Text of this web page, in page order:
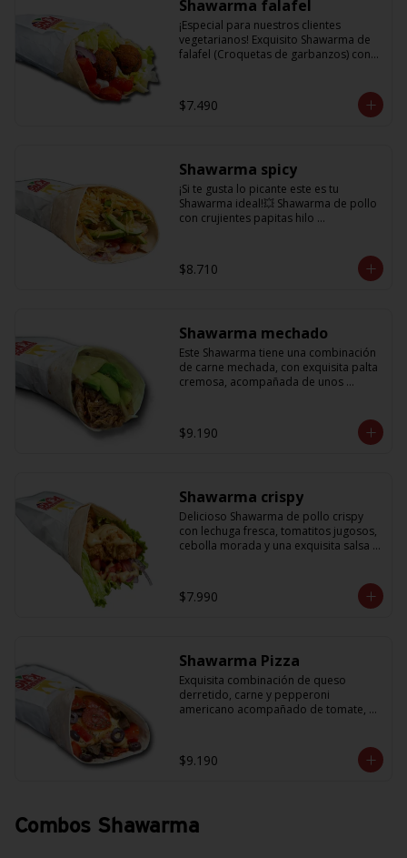
Shawarma falafel
¡Especial para nuestros clientes
vegetarianos! Exquisito Shawarma de
falafel (Croquetas de garbanzos) con
en base a lactonesa
$7.490
Shawarma spicy
¡Si te gusta lo picante este es tu
Shawarma ideal!💥 Shawarma de pollo
con crujientes papitas hilo
(picante)
$8.710
Shawarma mechado
Este Shawarma tiene una combinación
de carne mechada, con exquisita palta
cremosa, acompañada de unos
salsa imperdible de cilantro! Sabores
que te harán subir al cielo y bajar por
$9.190
Shawarma crispy
Delicioso Shawarma de pollo crispy
con lechuga fresca, tomatitos jugosos,
cebolla morada y una exquisita salsa
$7.990
Shawarma Pizza
Exquisita combinación de queso
derretido, carne y pepperoni
americano acompañado de tomate,
$9.190
Combos Shawarma